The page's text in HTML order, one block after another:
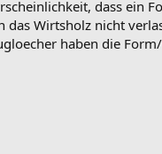
dass ein
Wirtsholz nicht
haben die